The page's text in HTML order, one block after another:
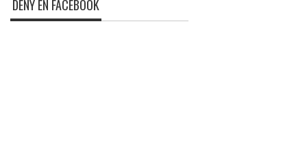
DENY EN FACEBOOK